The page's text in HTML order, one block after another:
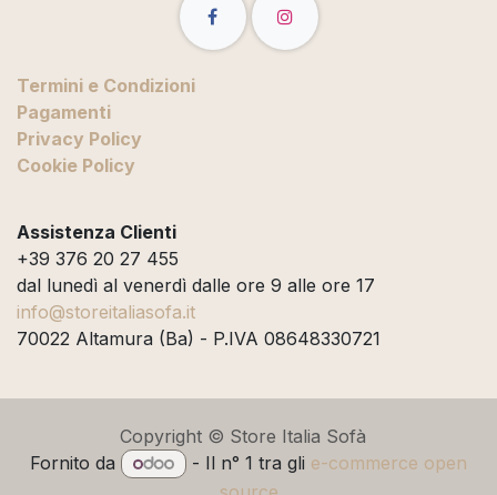
Termini e Condizioni
Pagamenti
Privacy Policy
Cookie Policy
Assistenza Clienti
+39 376 20 27 455
dal lunedì al venerdì dalle ore 9 alle ore 17
info@storeitaliasofa.it
70022 Altamura (Ba) - P.IVA 08648330721
Copyright © Store Italia Sofà
Fornito da
- Il n° 1 tra gli e-commerce open